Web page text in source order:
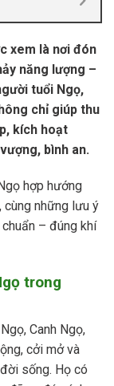
xem là nơi đón
năng lượng –
tuổi Ngọ,
chỉ giúp thu
kích hoạt
bình an.
hợp hướng
cùng những lưu ý
– đúng khí
trong
Canh Ngọ,
cởi mở và
sống. Họ có